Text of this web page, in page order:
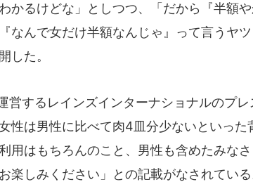
かるけどな」としつつ、「だから『半額や
なんで女だけ半額なんじゃ』って言うヤ
した。
営するレインズインターナショナルのプ
性は男性に比べて肉4皿分少ないといった
用はもちろんのこと、男性も含めたみな
楽しみください」との記載がなされている